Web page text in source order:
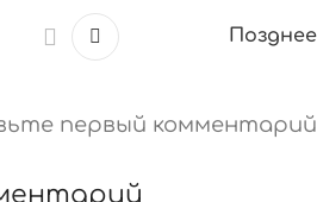
Позднее
первый комментарий